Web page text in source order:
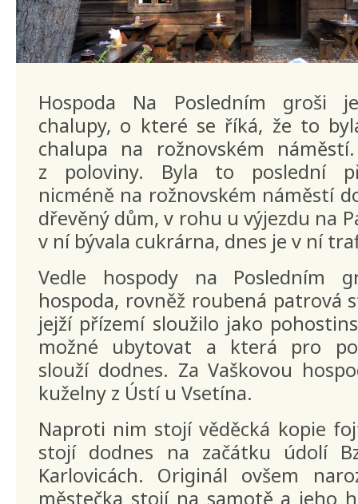
Hospoda Na Posledním groši
chalupy, o které se říká, že to
chalupa na rožnovském
z poloviny. Byla to poslední
nicméně na rožnovském náměstí
dřevěný dům, v rohu u výjezdu na
v ní bývala cukrárna, dnes je v ní
Vedle hospody na Posledním
hospoda, rovněž roubená patrová
jejží přízemí sloužilo jako
možné ubytovat a která pro
slouží dodnes. Za Vaškovou
kuželny z Ústí u Vsetína.
Naproti nim stojí věděcká kopie
stojí dodnes na začátku údolí
Karlovicách. Originál ovšem
městečka stojí na samotě a jeho